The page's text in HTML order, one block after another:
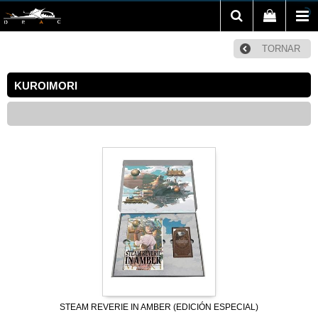
TORNAR
KUROIMORI
STEAM REVERIE IN AMBER (EDICIÓN ESPECIAL)